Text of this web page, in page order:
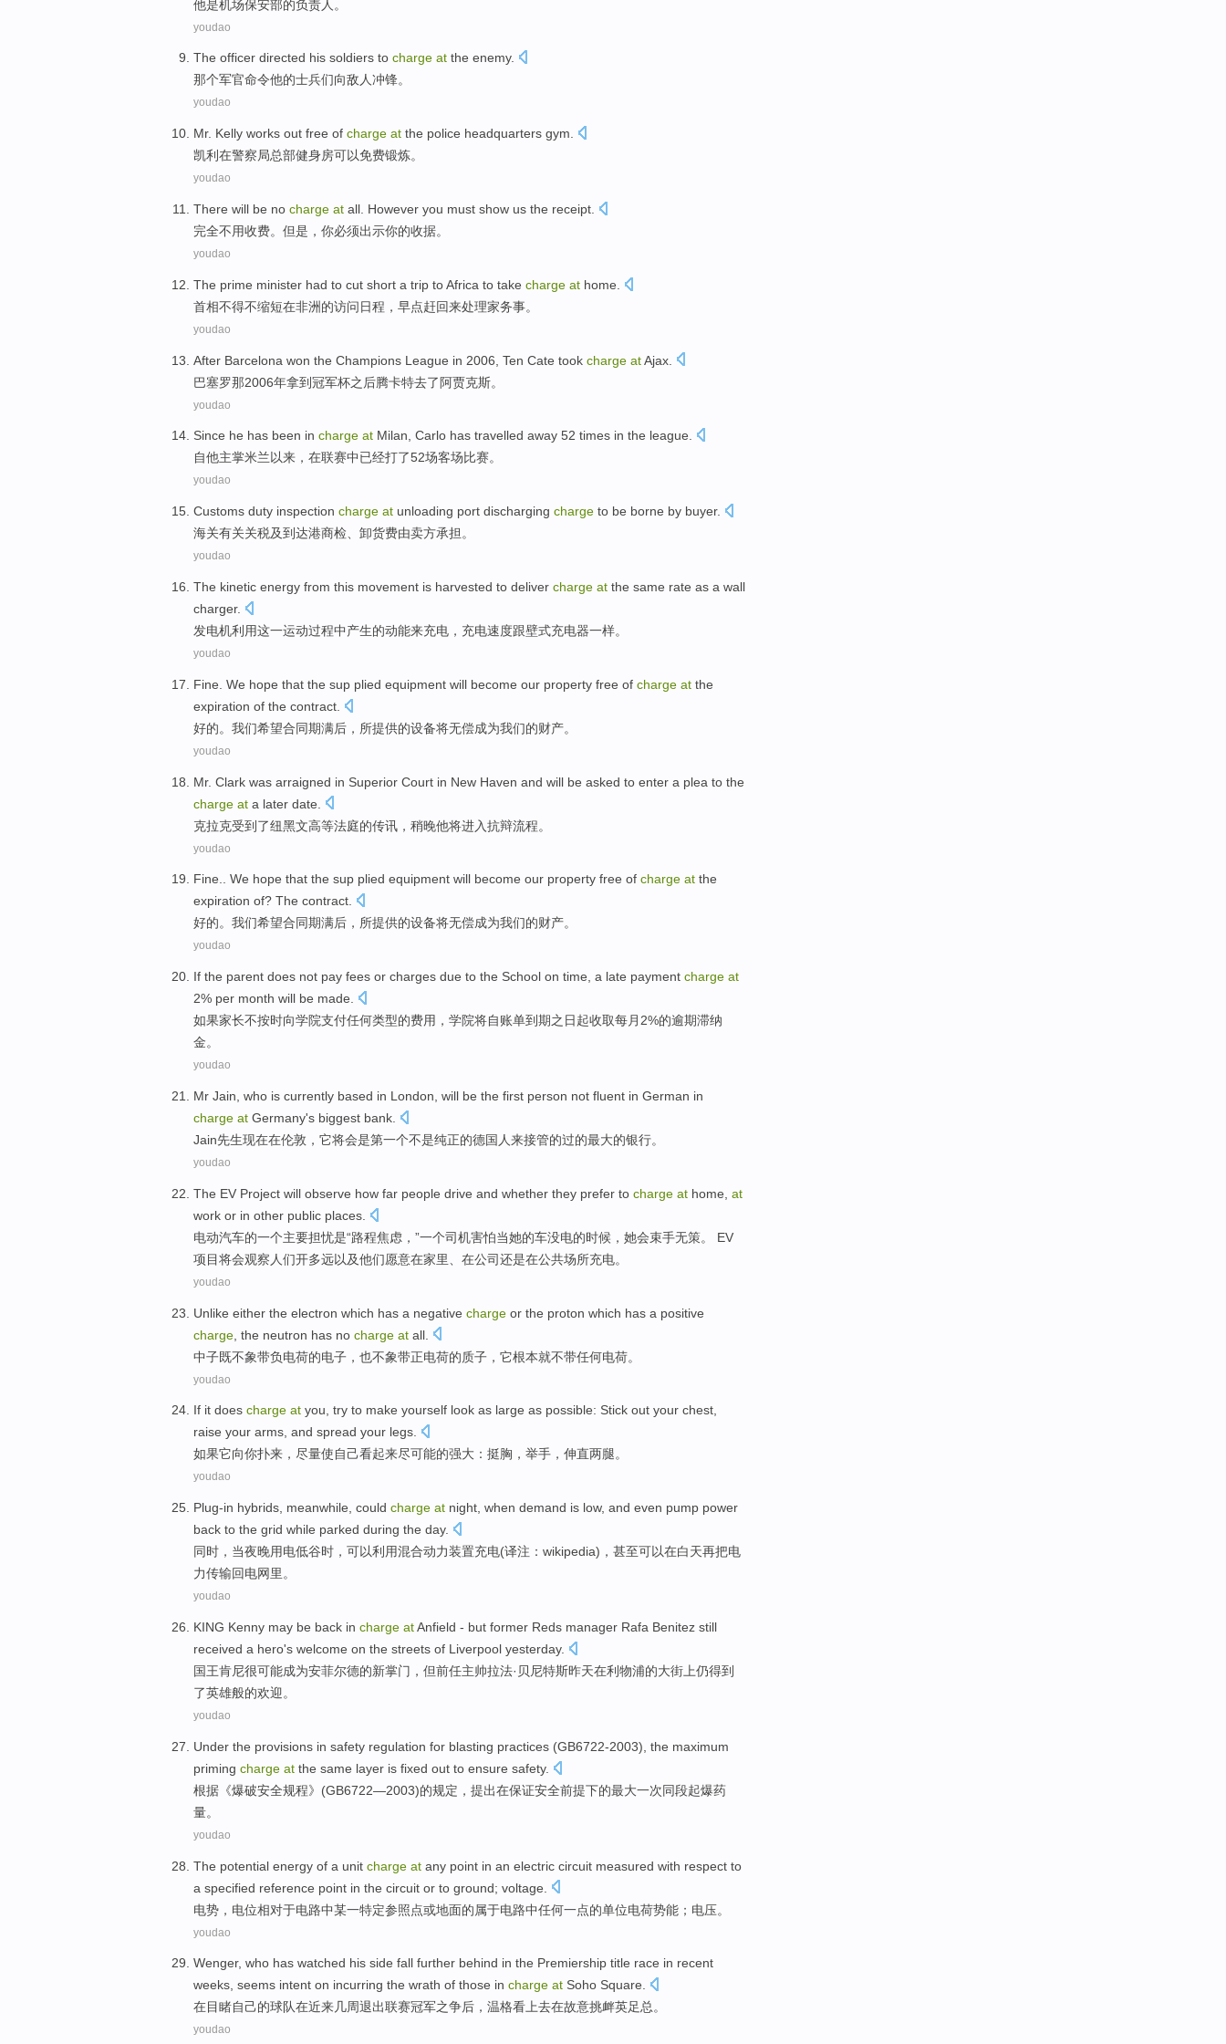
他是机场保安部的负责人 。
youdao
The officer directed his soldiers to charge at the enemy.
那个军官命令他的士兵们向敌人冲锋。
youdao
Mr. Kelly works out free of charge at the police headquarters gym
凯利 在警察局总部健身房可以免费锻炼。
youdao
There will be no charge at all However you must show us the receipt
完全不用收费。 但是 ， 你必须出示你的收据。
youdao
The prime minister had to cut short a trip toAfrica to take charge at home.
首相不得不缩短在非洲的访问日程，早点赶回来处理家务事。
youdao
After Barcelona won the Champions League in 2006, Ten Cate took charge atAjax
巴塞罗那2006年拿到冠军杯之后腾卡特去了阿贾克斯。
youdao
Since he has been in charge at Milan, Carlo has travelled away 52 times in the league.
自他主掌米兰以来， 在联赛中已经打了52场客场比赛。
youdao
Customs duty inspection charge at unloading port discharging charge to be borne by buyer.
海关有关关税及到达港商检、 卸货费由卖方承担 。
youdao
The kinetic energy from this movement is harvested to deliver charge at the same rate as a wall
charger.
发电机利用这一运动过程中产生的动能来充电 ，充电速度跟壁式充电器一样。
youdao
Fine We hope that the sup plied equipment will become our property free of charge at the
expiration of the contract
好的。 我们希望合同期满后 ，所提供的设备将无偿成为我们的财产。
youdao
Mr. Clark was arraigned in Superior Court in New Haven and will be asked to enter a plea to the
charge at a later date.
克拉克受到了纽黑文高等法庭的传讯，稍晚他将进入抗辩流程。
youdao
Fine.. We hope that the sup plied equipment will become our property free of charge at the
expiration of? The contract.
好的。 我们希望合同期满后 ，所提供的设备将无偿成为我们的财产。
youdao
If the parent does not pay fees or charges due to the School on time a late payment charge at
2% per month will be made.
如果家长不按时向学院支付任何类型的费用，学院将自账单到期之日起收取每月 2%的逾期滞纳
金。
youdao
Mr Jain, who is currently based in London will be the first person not fluent in German in
charge at Germany's biggest bank
Jain先生现在在伦敦 ，它将会是第一个不是纯正的德国 人来接管的过的最大的银行。
youdao
The EV Project will observe how far people drive and whether they prefer to charge at home at
work or in other public places
电动汽车的一个主要担忧是“路程焦虑，”一个司机害怕当她的车没电的时候，她会束手无策。 EV
项目将会观察 人们开多远以及他们愿意在家里 、在公司还是在公共场所充电。
youdao
Unlike either the electron which has a negative charge or the proton which has a positive
charge , the neutron has no charge at all
中子既不象带负电荷的电子 ，也不象带正电荷的质子 ，它根本就不带任何电荷。
youdao
If it does charge at you, try to make yourself look as large as possible: Stick out your chest,
raise your arms, and spread your legs.
如果它向你扑来， 尽量使自己看起来尽可能的强大 ： 挺胸 ， 举手 ， 伸直两腿。
youdao
Plug-in hybrids meanwhile could charge at night when demand is low, and even pump power
back to the grid while parked during the day.
同时 ， 当夜晚用电低谷时， 可以利用混合动力装置充电(译注：wikipedia)， 甚至可以在白天再把电
力传输回电网里。
youdao
KING Kenny may be back in charge atAnfield - but former Reds manager Rafa Benitez still
received a hero's welcome on the streets of Liverpool yesterday.
国王肯尼很可能成为安菲尔德的新掌门， 但前任主帅拉法· 贝尼特斯昨天在利物浦的大街 上仍得到
了英雄般的欢迎。
youdao
Under the provisions in safety regulation for blasting practices (GB6722-2003), the maximum
priming charge at the same layer is fixed out to ensure safety.
根据 《爆破安全规程》(GB6722—2003)的规定 ，提出在保证安全前提下的最大一次同段起爆药
量。
youdao
The potential energy of a unit charge at any point in an electric circuit measured with respect to
a specified reference point in the circuit or to ground; voltage
电势 ，电位相对于电路中某一特定参照点或地面的属于电路中任何一点的单位电荷势能； 电压。
youdao
Wenger, who has watched his side fall further behind in the Premiership title race in recent
weeks, seems intent on incurring the wrath of those in charge at Soho Square.
在目睹自己的球队在近来几周退出联赛冠军之争后， 温格看上去在故意挑衅英足总。
youdao